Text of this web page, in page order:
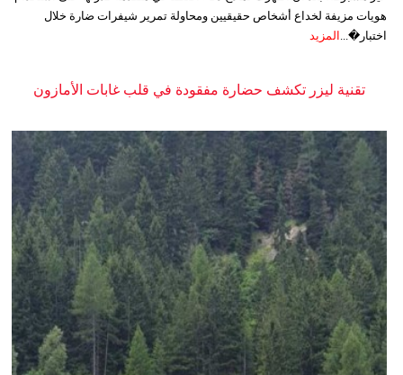
هويات مزيفة لخداع أشخاص حقيقيين ومحاولة تمرير شيفرات ضارة خلال
اختبار�... المزيد
تقنية ليزر تكشف حضارة مفقودة في قلب غابات الأمازون